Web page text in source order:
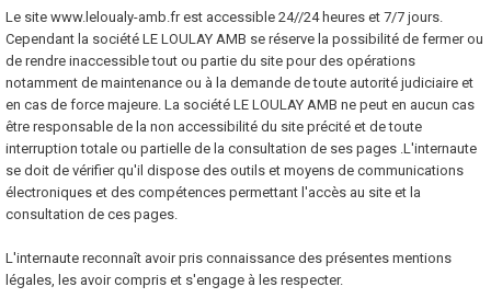
Le site www.leloualy-amb.fr est accessible 24//24 heures et 7/7 jours.
Cependant la société LE LOULAY AMB se réserve la possibilité de fermer ou
de rendre inaccessible tout ou partie du site pour des opérations
notamment de maintenance ou à la demande de toute autorité judiciaire et
en cas de force majeure. La société LE LOULAY AMB ne peut en aucun cas
être responsable de la non accessibilité du site précité et de toute
interruption totale ou partielle de la consultation de ses pages .L'internaute
se doit de vérifier qu'il dispose des outils et moyens de communications
électroniques et des compétences permettant l'accès au site et la
consultation de ces pages.
L'internaute reconnaît avoir pris connaissance des présentes mentions
légales, les avoir compris et s'engage à les respecter.